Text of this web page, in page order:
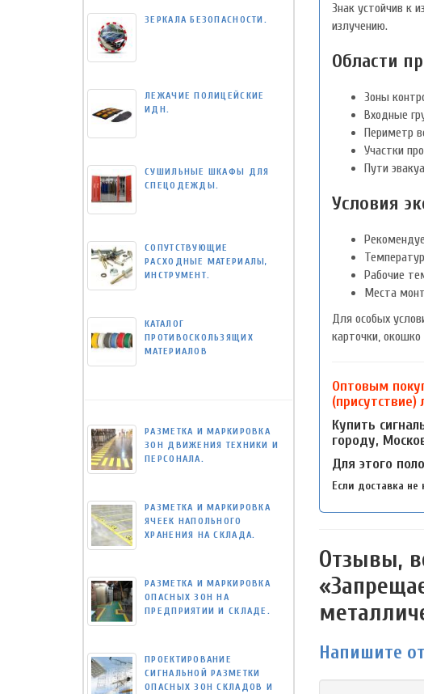
Знак устойчив к
излучению.
Области
Зоны
Входные
Периметр
Участки
Пути
Условия
Рабочие
Места
Для особых
карточки,
Оптовым
Купить
городу,
Для этого
Если доставка
Отзывы,
Напишите
ЗЕРКАЛА БЕЗОПАСНОСТИ.
ЛЕЖАЧИЕ ПОЛИЦЕЙСКИЕ
ИДН.
СУШИЛЬНЫЕ ШКАФЫ ДЛЯ
СПЕЦОДЕЖДЫ.
СОПУТСТВУЮЩИЕ
РАСХОДНЫЕ МАТЕРИАЛЫ,
ИНСТРУМЕНТ.
КАТАЛОГ
ПРОТИВОСКОЛЬЗЯЩИХ
МАТЕРИАЛОВ
РАЗМЕТКА И МАРКИРОВКА
ЗОН ДВИЖЕНИЯ ТЕХНИКИ И
ПЕРСОНАЛА.
РАЗМЕТКА И МАРКИРОВКА
ЯЧЕЕК НАПОЛЬНОГО
ХРАНЕНИЯ НА СКЛАДА.
РАЗМЕТКА И МАРКИРОВКА
ОПАСНЫХ ЗОН НА
ПРЕДПРИЯТИИ И СКЛАДЕ.
ПРОЕКТИРОВАНИЕ
СИГНАЛЬНОЙ РАЗМЕТКИ
ОПАСНЫХ ЗОН СКЛАДОВ И